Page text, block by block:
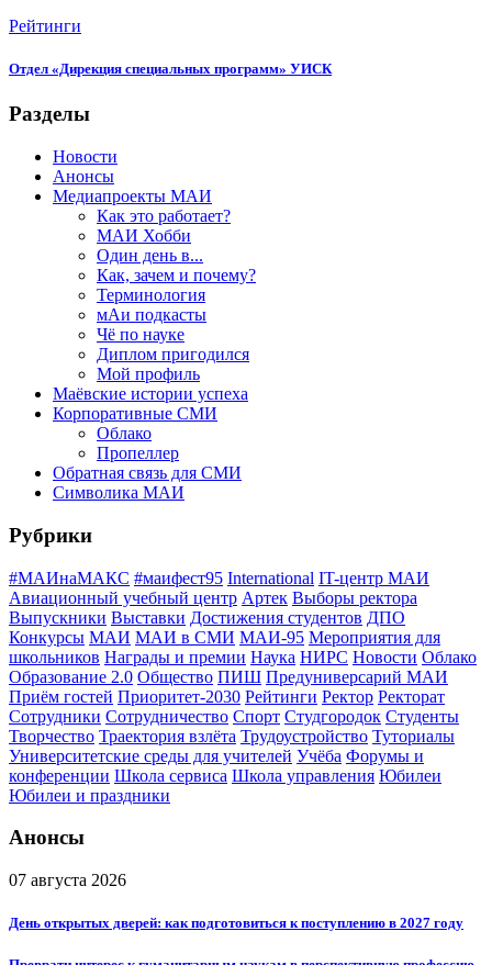
Рейтинги
Отдел «Дирекция специальных программ» УИСК
Разделы
Новости
Анонсы
Медиапроекты МАИ
Как это работает?
МАИ Хобби
Один день в...
Как, зачем и почему?
Терминология
мАи подкасты
Чё по науке
Диплом пригодился
Мой профиль
Маёвские истории успеха
Корпоративные СМИ
Облако
Пропеллер
Обратная связь для СМИ
Символика МАИ
Рубрики
#МАИнаМАКС #маифест95 International IT-центр МАИ
Авиационный учебный центр Артек Выборы ректора
Выпускники Выставки Достижения студентов ДПО
Конкурсы МАИ МАИ в СМИ МАИ-95 Мероприятия для
школьников Награды и премии Наука НИРС Новости Облако
Образование 2.0 Общество ПИШ Предуниверсарий МАИ
Приём гостей Приоритет-2030 Рейтинги Ректор Ректорат
Сотрудники Сотрудничество Спорт Студгородок Студенты
Творчество Траектория взлёта Трудоустройство Туториалы
Университетские среды для учителей Учёба Форумы и
конференции Школа сервиса Школа управления Юбилеи
Юбилеи и праздники
Анонсы
07 августа 2026
День открытых дверей: как подготовиться к поступлению в 2027 году